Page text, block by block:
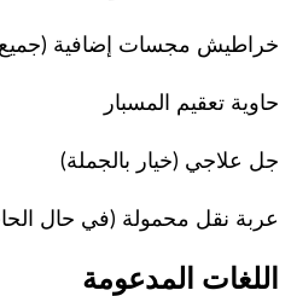
خراطيش مجسات إضافية (جميع
حاوية تعقيم المسبار
جل علاجي (خيار بالجملة)
عربة نقل محمولة (في حال
اللغات المدعومة